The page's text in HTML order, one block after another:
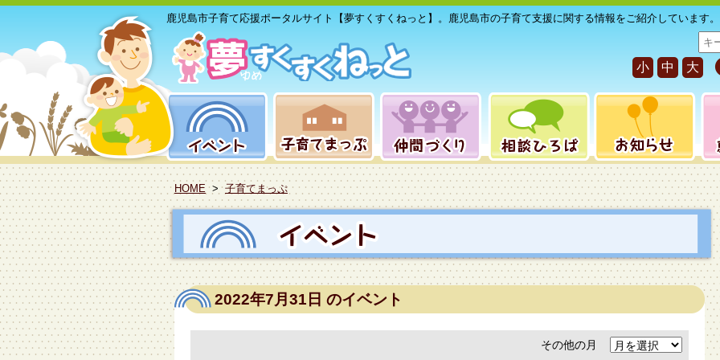
鹿児島市子育て応援ポータルサイト【夢すくすくねっと】。鹿児島市の子育て支援に関する情報をご紹介しています。
サ
イ
ト
内
小 中 大
HOME > 子育てまっぷ
2022年7月31日 のイベント
その他の月